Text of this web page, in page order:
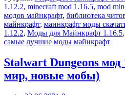
1.12.2, minecraft mod 1.16.5, mod
модов майнкрафт, библиотека
майнкрафт, маинкрафт моды
1.12.2, Моды для Майнкрафт 1.16.5,
самые лучшие моды майнкрафт
Stalwart Dungeons мод
мир, новые мобы)